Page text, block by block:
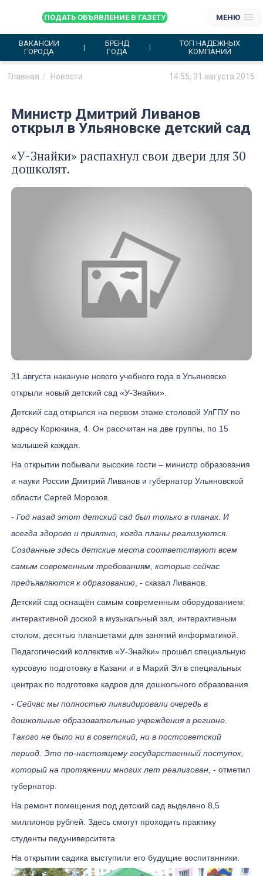
ПОДАТЬ ОБЪЯВЛЕНИЕ В ГАЗЕТУ МЕНЮ
ВАКАНСИИ
ГОРОДА
БРЕНД
ГОДА
ТОП НАДЕЖНЫХ
КОМПАНИЙ
Главная Новости 14:55, 31 августа 2015
Министр Дмитрий Ливанов
открыл в Ульяновске детский сад
«У-Знайки» распахнул свои двери для 30
дошколят.
31 августа накануне нового учебного года в Ульяновске
открыли новый детский сад «У-Знайки».
Детский сад открылся на первом этаже столовой УлГПУ по
адресу Корюкина, 4. Он рассчитан на две группы, по 15
малышей каждая.
На открытии побывали высокие гости – министр образования
и науки России Дмитрий Ливанов и губернатор Ульяновской
области Сергей Морозов.
- Год назад этот детский сад был только в планах. И
всегда здорово и приятно, когда планы реализуются.
Созданные здесь детские места соответствуют всем
самым современным требованиям, которые сейчас
предъявляются к образованию, - сказал Ливанов.
Детский сад оснащён самым современным оборудованием:
интерактивной доской в музыкальный зал, интерактивным
столом, десятью планшетами для занятий информатикой.
Педагогический коллектив «У-Знайки» прошёл специальную
курсовую подготовку в Казани и в Марий Эл в специальных
центрах по подготовке кадров для дошкольного образования.
- Сейчас мы полностью ликвидировали очередь в
дошкольные образовательные учреждения в регионе.
Такого не было ни в советский, ни в постсоветский
период. Это по-настоящему государственный поступок,
который на протяжении многих лет реализован, - отметил
губернатор.
На ремонт помещения под детский сад выделено 8,5
миллионов рублей. Здесь смогут проходить практику
студенты педуниверситета.
На открытии садика выступили его будущие воспитанники.